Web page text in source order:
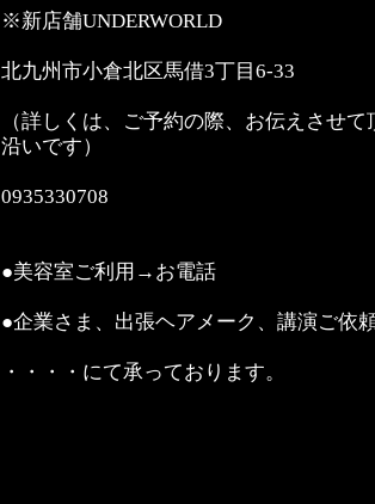
※新店舗UNDERWORLD
北九州市小倉北区馬借3丁目6-33
（詳しくは、ご予約の際、お伝えさせ
沿いです）
0935330708
●美容室ご利用→お電話
●企業さま、出張ヘアメーク、講演ご依
・・・・にて承っております。